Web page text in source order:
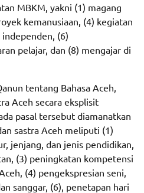
MBKM, yakni (1) magang
kemanusiaan, (4) kegiatan
(6)
pelajar, dan (8) mengajar di
tentang Bahasa Aceh,
Aceh secara eksplisit
pasal tersebut diamanatkan
sastra Aceh meliputi (1)
jenjang, dan jenis pendidikan,
(3) peningkatan kompetensi
(4) pengekspresian seni,
sanggar, (6), penetapan hari